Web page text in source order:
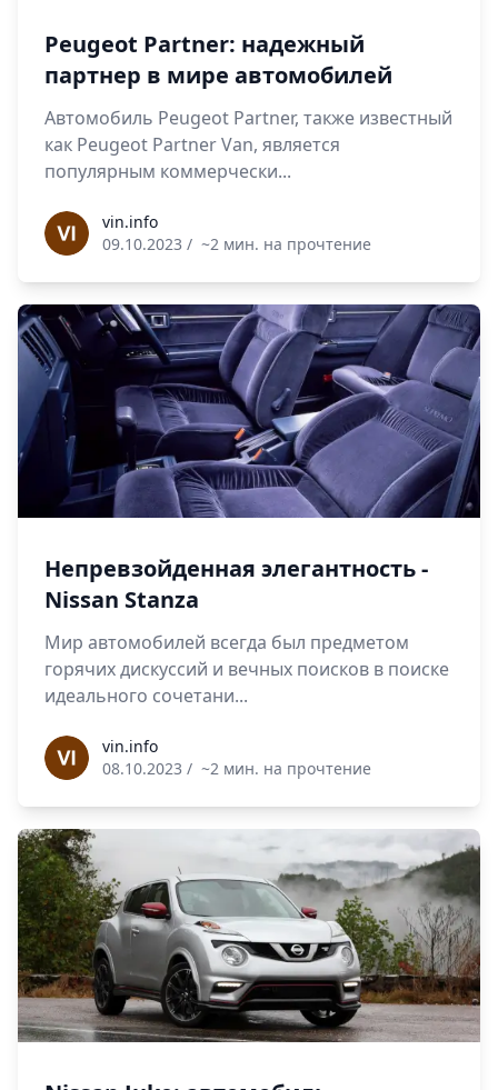
Peugeot Partner: надежный
партнер в мире автомобилей
Автомобиль Peugeot Partner, также известный
как Peugeot Partner Van, является
популярным коммерчески...
vin.infovin.info
09.10.2023 / ~2 мин. на прочтение
Непревзойденная элегантность -
Nissan Stanza
Мир автомобилей всегда был предметом
горячих дискуссий и вечных поисков в поиске
идеального сочетани...
vin.infovin.info
08.10.2023 / ~2 мин. на прочтение